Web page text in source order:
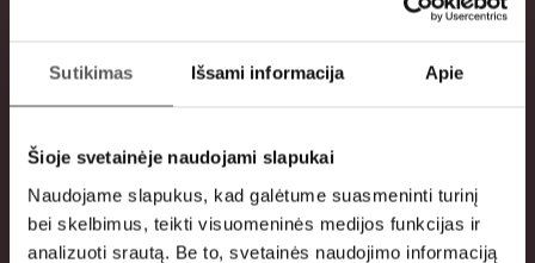
Sutikimas Išsami informacija Apie
Šioje svetainėje naudojami slapukai
Naudojame slapukus, kad galėtume suasmeninti turinį
bei skelbimus, teikti visuomeninės medijos funkcijas ir
analizuoti srautą. Be to, svetainės naudojimo informaciją
Šią svetainę saugo reCAPTCHA ir taikoma Google
Privatumo politika ir Paslaugų teikimo sąlygos .